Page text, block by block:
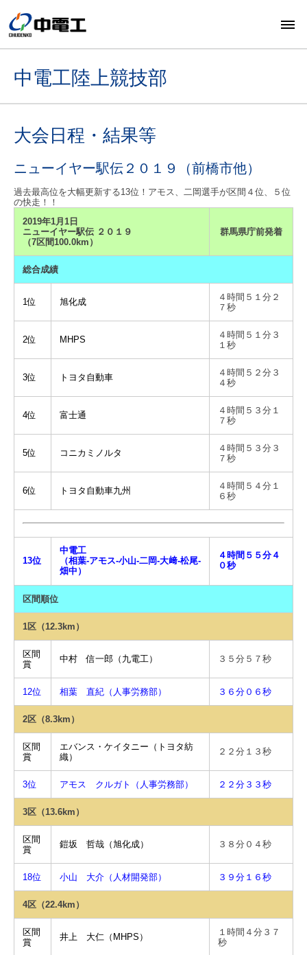
中電工陸上競技部
大会日程・結果等
ニューイヤー駅伝２０１９（前橋市他）
過去最高位を大幅更新する13位！アモス、二岡選手が区間４位、５位
の快走！！
2019年1月1日
ニューイヤー駅伝 ２０１９
（7区間100.0km）
群馬県庁前発着
総合成績
1位 旭化成
４時間５１分２
７秒
2位 MHPS
４時間５１分３
１秒
3位 トヨタ自動車
４時間５２分３
４秒
4位 富士通
４時間５３分１
７秒
5位 コニカミノルタ
４時間５３分３
７秒
6位 トヨタ自動車九州
４時間５４分１
６秒
13位
中電工
（相葉-アモス-小山-二岡-大﨑-松尾-
畑中）
４時間５５分４
０秒
区間順位
1区（12.3km）
区間
賞
中村 信一郎（九電工） ３５分５７秒
12位 相葉 直紀（人事労務部） ３６分０６秒
2区（8.3km）
区間
賞
エバンス・ケイタニー（トヨタ紡
織）
２２分１３秒
3位 アモス クルガト（人事労務部） ２２分３３秒
3区（13.6km）
区間
賞
鎧坂 哲哉（旭化成） ３８分０４秒
18位 小山 大介（人材開発部） ３９分１６秒
4区（22.4km）
区間
賞
井上 大仁（MHPS）
１時間４分３７
秒